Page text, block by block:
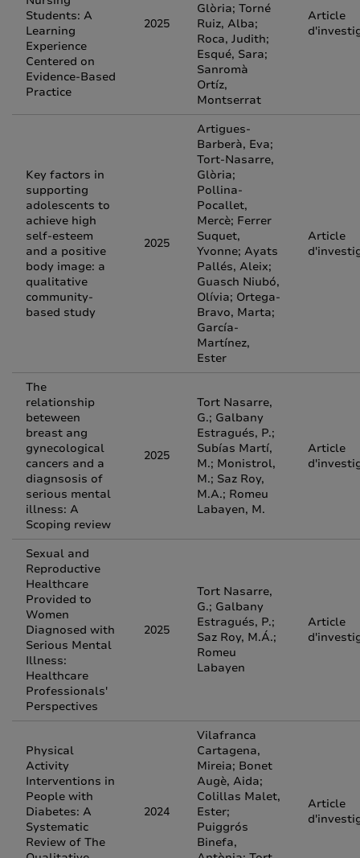
Students: A
Learning
Experience
Centered on
Evidence-Based
Practice
2025
Glòria; Torné
Ruiz, Alba;
Roca, Judith;
Esqué, Sara;
Sanromà
Ortíz,
Montserrat
Article
Key factors in
supporting
adolescents to
achieve high
self-esteem
and a positive
body image: a
qualitative
community-
based study
2025
Artigues-
Barberà, Eva;
Tort-Nasarre,
Glòria;
Pollina-
Pocallet,
Mercè; Ferrer
Suquet,
Yvonne; Ayats
Pallés, Aleix;
Guasch Niubó,
Olívia; Ortega-
Bravo, Marta;
García-
Martínez,
Ester
Article
The
relationship
beteween
breast ang
gynecological
cancers and a
diagnsosis of
serious mental
illness: A
Scoping review
2025
Tort Nasarre,
G.; Galbany
Estragués, P.;
Subías Martí,
M.; Monistrol,
M.; Saz Roy,
M.A.; Romeu
Labayen, M.
Article
Sexual and
Reproductive
Healthcare
Provided to
Women
Diagnosed with
Serious Mental
Illness:
Healthcare
Professionals'
Perspectives
2025
Tort Nasarre,
G.; Galbany
Estragués, P.;
Saz Roy, M.Á.;
Romeu
Labayen
Article
Physical
Activity
Interventions in
People with
Diabetes: A
Systematic
Review of The
2024
Vilafranca
Cartagena,
Mireia; Bonet
Augè, Aida;
Colillas Malet,
Ester;
Puiggrós
Binefa,
Article